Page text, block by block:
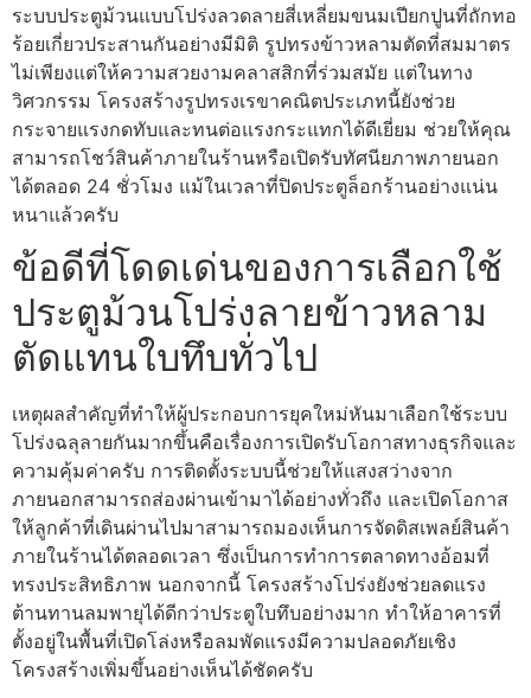
ระบบประตูม้วนแบบโปร่งลวดลายสี่เหลี่ยมขนมเปียกปูนที่ถักทอ
ร้อยเกี่ยวประสานกันอย่างมีมิติ รูปทรงข้าวหลามตัดที่สมมาตร
ไม่เพียงแต่ให้ความสวยงามคลาสสิกที่ร่วมสมัย แต่ในทาง
วิศวกรรม โครงสร้างรูปทรงเรขาคณิตประเภทนี้ยังช่วย
กระจายแรงกดทับและทนต่อแรงกระแทกได้ดีเยี่ยม ช่วยให้คุณ
สามารถโชว์สินค้าภายในร้านหรือเปิดรับทัศนียภาพภายนอก
ได้ตลอด 24 ชั่วโมง แม้ในเวลาที่ปิดประตูล็อกร้านอย่างแน่น
หนาแล้วครับ
ข้อดีที่โดดเด่นของการเลือกใช้
ประตูม้วนโปร่งลายข้าวหลาม
ตัดแทนใบทึบทั่วไป
เหตุผลสำคัญที่ทำให้ผู้ประกอบการยุคใหม่หันมาเลือกใช้ระบบ
โปร่งฉลุลายกันมากขึ้นคือเรื่องการเปิดรับโอกาสทางธุรกิจและ
ความคุ้มค่าครับ การติดตั้งระบบนี้ช่วยให้แสงสว่างจาก
ภายนอกสามารถส่องผ่านเข้ามาได้อย่างทั่วถึง และเปิดโอกาส
ให้ลูกค้าที่เดินผ่านไปมาสามารถมองเห็นการจัดดิสเพลย์สินค้า
ภายในร้านได้ตลอดเวลา ซึ่งเป็นการทำการตลาดทางอ้อมที่
ทรงประสิทธิภาพ นอกจากนี้ โครงสร้างโปร่งยังช่วยลดแรง
ต้านทานลมพายุได้ดีกว่าประตูใบทึบอย่างมาก ทำให้อาคารที่
ตั้งอยู่ในพื้นที่เปิดโล่งหรือลมพัดแรงมีความปลอดภัยเชิง
โครงสร้างเพิ่มขึ้นอย่างเห็นได้ชัดครับ